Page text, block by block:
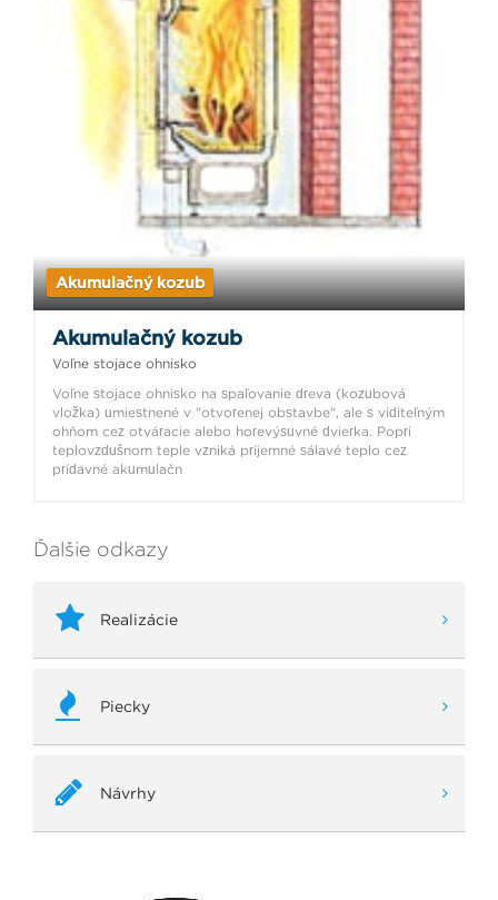
Akumulačný kozub
Akumulačný kozub
Voľne stojace ohnisko
Voľne stojace ohnisko na spaľovanie dreva (kozubová
vložka) umiestnené v "otvorenej obstavbe", ale s viditeľným
ohňom cez otváracie alebo horevýsuvné dvierka. Popri
teplovzdušnom teple vzniká príjemné sálavé teplo cez
prídavné akumulačn
Ďalšie odkazy
Realizácie
Piecky
Návrhy